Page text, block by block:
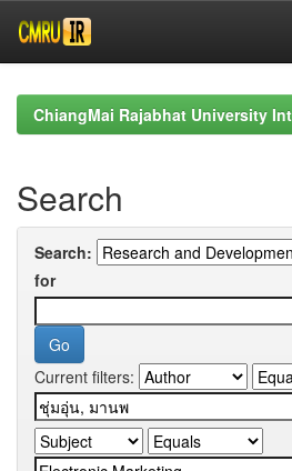
navigationChiangMai Rajabhat University
Search
Search:
for
Current filters: